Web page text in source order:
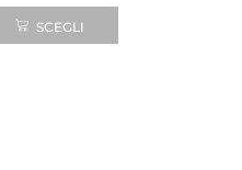
SCEGLI